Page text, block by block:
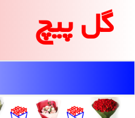
گل پیچ